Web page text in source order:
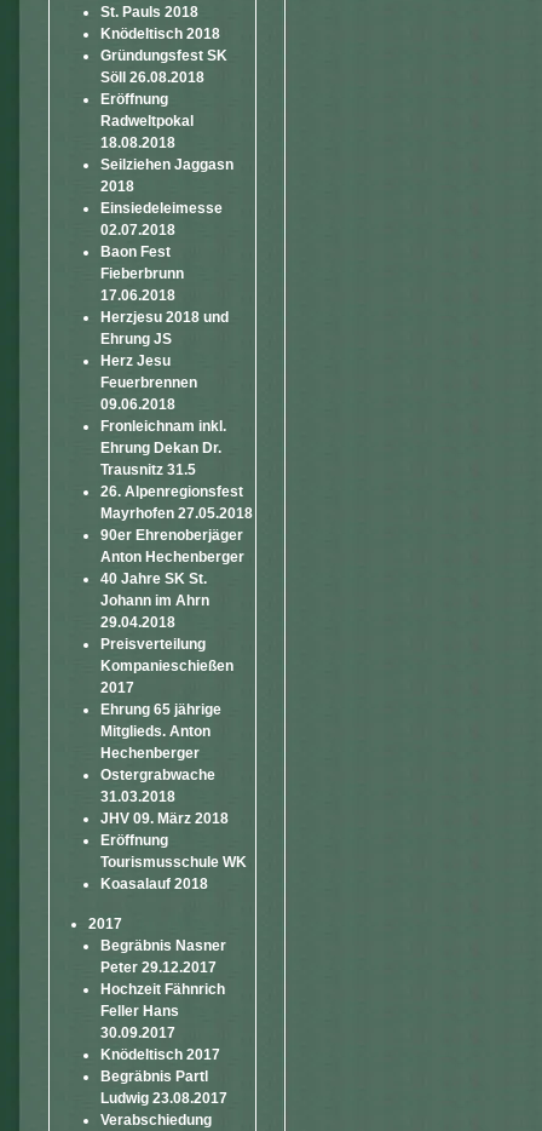
St. Pauls 2018
Knödeltisch 2018
Gründungsfest SK
Söll 26.08.2018
Eröffnung
Radweltpokal
18.08.2018
Seilziehen Jaggasn
2018
Einsiedeleimesse
02.07.2018
Baon Fest
Fieberbrunn
17.06.2018
Herzjesu 2018 und
Ehrung JS
Herz Jesu
Feuerbrennen
09.06.2018
Fronleichnam inkl.
Ehrung Dekan Dr.
Trausnitz 31.5
26. Alpenregionsfest
Mayrhofen 27.05.2018
90er Ehrenoberjäger
Anton Hechenberger
40 Jahre SK St.
Johann im Ahrn
29.04.2018
Preisverteilung
Kompanieschießen
2017
Ehrung 65 jährige
Mitglieds. Anton
Hechenberger
Ostergrabwache
31.03.2018
JHV 09. März 2018
Eröffnung
Tourismusschule WK
Koasalauf 2018
2017
Begräbnis Nasner
Peter 29.12.2017
Hochzeit Fähnrich
Feller Hans
30.09.2017
Knödeltisch 2017
Begräbnis Partl
Ludwig 23.08.2017
Verabschiedung